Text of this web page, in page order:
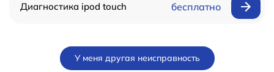
Диагностика ipod touch бесплатно
У меня другая неисправность